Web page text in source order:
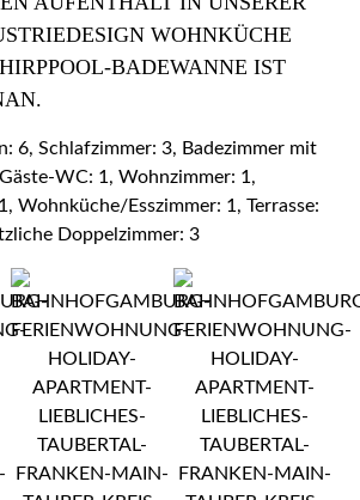
WOHNKÜCHE L
BADEWANNE IST G
6, Schlafzimmer: 3, Badezimmer mit
WC: 1, Wohnzimmer: 1,
Wohnküche/Esszimmer: 1, Terrasse:
Doppelzimmer: 3